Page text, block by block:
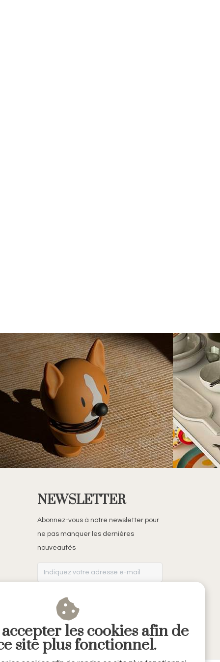
NEWSLETTER
Abonnez-vous à notre newsletter pour
ne pas manquer les dernières
nouveautés
S'ABONNER
les cookies afin de
site plus fonctionnel.